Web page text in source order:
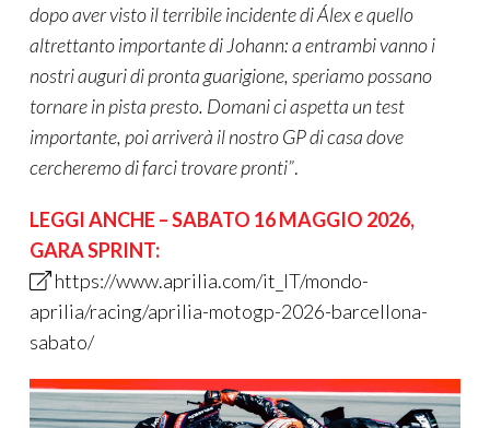
dopo aver visto il terribile incidente di Álex e quello
altrettanto importante di Johann: a entrambi vanno i
nostri auguri di pronta guarigione, speriamo possano
tornare in pista presto. Domani ci aspetta un test
importante, poi arriverà il nostro GP di casa dove
cercheremo di farci trovare pronti”.
LEGGI ANCHE – SABATO 16 MAGGIO 2026,
GARA SPRINT:
https://www.aprilia.com/it_IT/mondo-
aprilia/racing/aprilia-motogp-2026-barcellona-
sabato/